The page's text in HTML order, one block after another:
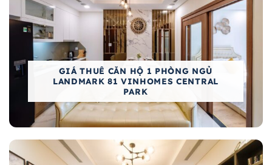
GIÁ THUÊ CĂN HỘ 1 PHÒNG NGỦ
LANDMARK 81 VINHOMES CENTRAL
PARK